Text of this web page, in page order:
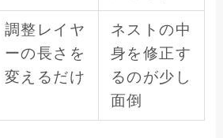
調整レイヤ
ーの長さを
変えるだけ
ネストの中
身を修正す
るのが少し
面倒